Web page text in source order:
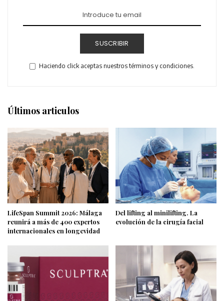
SUSCRIBIR
Haciendo click aceptas nuestros términos y condiciones.
Últimos articulos
LifeSpan Summit 2026: Málaga
reunirá a más de 400 expertos
internacionales en longevidad
Del lifting al minilifting. La
evolución de la cirugía facial